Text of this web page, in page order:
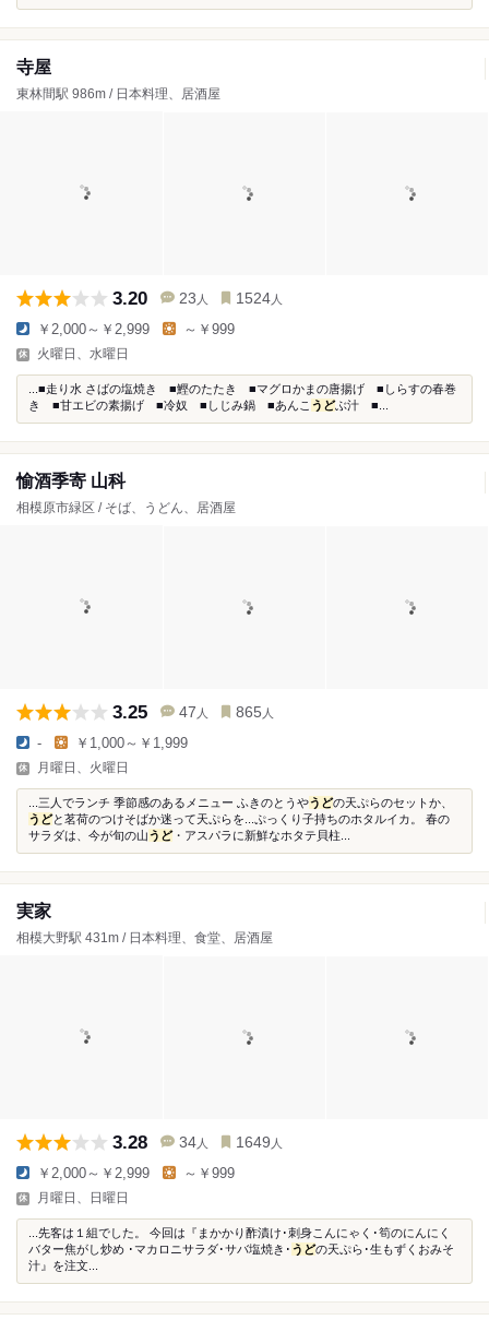
寺屋
東林間駅 986m / 日本料理、居酒屋
3.20 23 人 1524 人
￥2,000～￥2,999 ～￥999
火曜日、水曜日
...■走り水 さばの塩焼き ■鰹のたたき ■マグロかまの唐揚げ ■しらすの春巻
き ■甘エビの素揚げ ■冷奴 ■しじみ鍋 ■あんこ うどぶ汁 ■...
愉酒季寄 山科
相模原市緑区 / そば、うどん、居酒屋
3.25 47 人 865 人
- ￥1,000～￥1,999
月曜日、火曜日
...三人でランチ 季節感のあるメニュー ふきのとうやうどの天ぷらのセットか、
うどと茗荷のつけそばか迷って天ぷらを...ぷっくり子持ちのホタルイカ。 春の
サラダは、今が旬の山うど・アスパラに新鮮なホタテ貝柱...
実家
相模大野駅 431m / 日本料理、食堂、居酒屋
3.28 34 人 1649 人
￥2,000～￥2,999 ～￥999
月曜日、日曜日
...先客は１組でした。 今回は『まかかり酢漬け･刺身こんにゃく･筍のにんにく
バター焦がし炒め ･マカロニサラダ･サバ塩焼き･ うどの天ぷら･生もずくおみそ
汁』を注文...